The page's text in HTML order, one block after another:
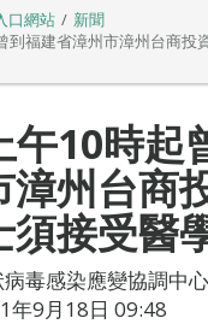
口網站
新聞
到福建省漳州市漳州台商投
午10時起
漳州台商
須接受醫
毒感染應變協調中心
年9月18日 09:48